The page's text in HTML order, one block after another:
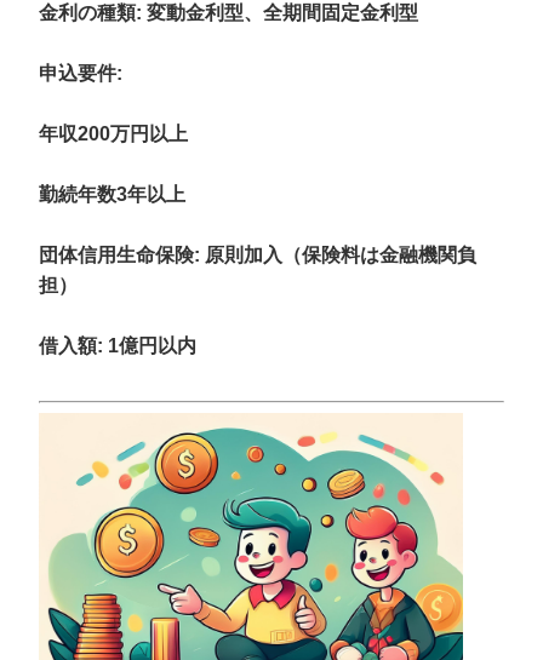
金利の種類: 変動金利型、全期間固定金利型
申込要件:
年収200万円以上
勤続年数3年以上
団体信用生命保険: 原則加入（保険料は金融機関負
担）
借入額: 1億円以内